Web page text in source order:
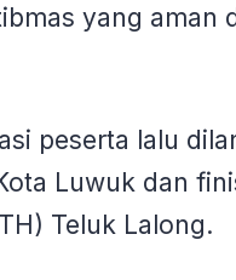
yang aman
peserta lalu
Luwuk dan
Teluk Lalong.